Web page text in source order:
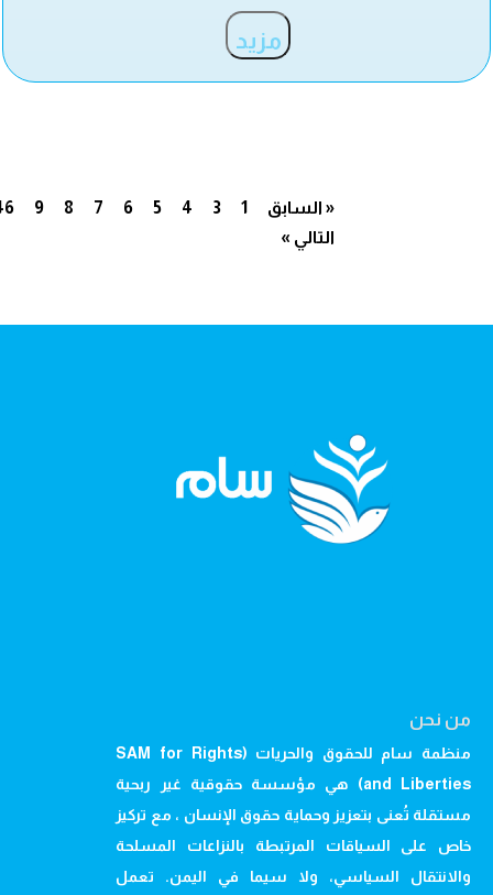
مزيد
« السابق 1
3
4
5
6
7
8
9
التالي »
من نحن
منظمة سام للحقوق والحريات (SAM for Rights
and Liberties) هي مؤسسة حقوقية غير ربحية
مستقلة تُعنى بتعزيز وحماية حقوق الإنسان ، مع تركيز
خاص على السياقات المرتبطة بالنزاعات المسلحة
والانتقال السياسي، ولا سيما في اليمن. تعمل